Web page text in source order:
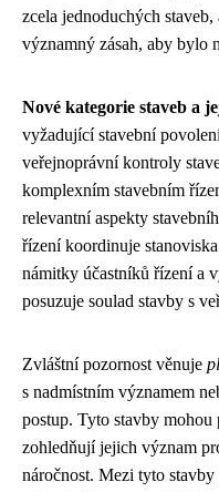
zcela jednoduchých
významný zásah, aby bylo
Nové kategorie staveb a
vyžadující stavební
veřejnoprávní kontroly
komplexním stavebním
relevantní aspekty
řízení koordinuje
námitky účastníků řízení a
posuzuje soulad stavby s
Zvláštní pozornost věnuje
s nadmístním významem
postup. Tyto stavby
zohledňují jejich význam
náročnost. Mezi tyto